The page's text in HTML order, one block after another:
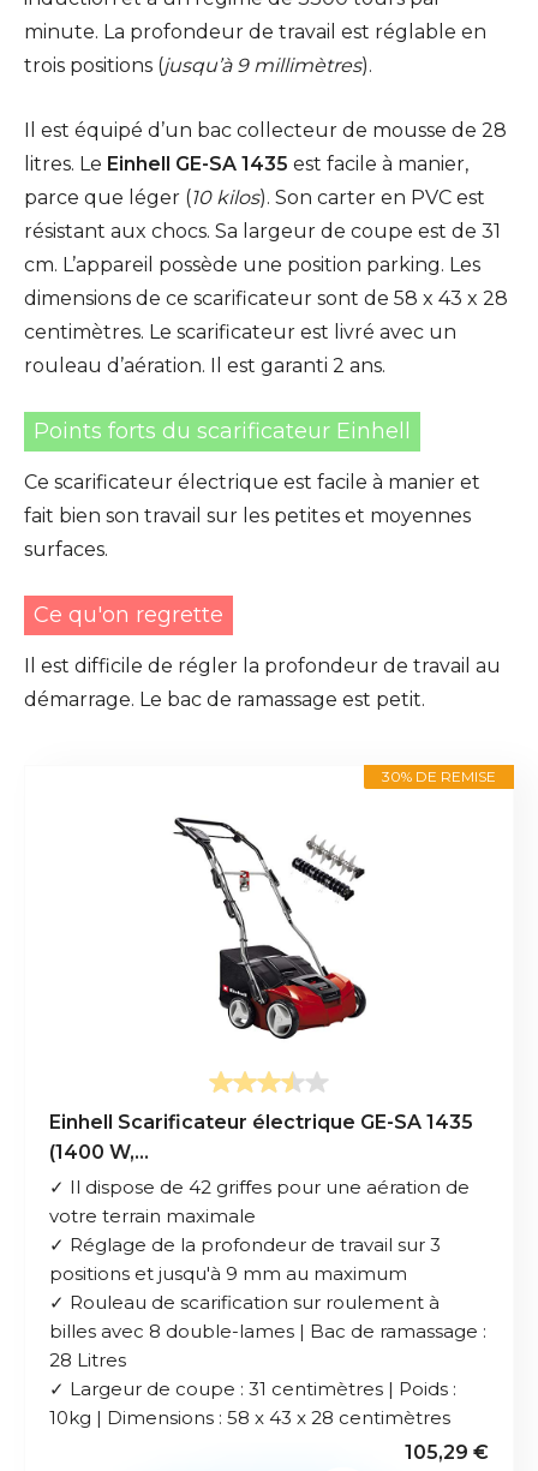
minute. La profondeur de travail est réglable en
trois positions (jusqu’à 9 millimètres).
Il est équipé d’un bac collecteur de mousse de 28
litres. Le Einhell GE-SA 1435 est facile à manier,
parce que léger (10 kilos). Son carter en PVC est
résistant aux chocs. Sa largeur de coupe est de 31
cm. L’appareil possède une position parking. Les
dimensions de ce scarificateur sont de 58 x 43 x 28
centimètres. Le scarificateur est livré avec un
rouleau d’aération. Il est garanti 2 ans.
Points forts du scarificateur Einhell
Ce scarificateur électrique est facile à manier et
fait bien son travail sur les petites et moyennes
surfaces.
Ce qu'on regrette
Il est difficile de régler la profondeur de travail au
démarrage. Le bac de ramassage est petit.
30% DE REMISE
Einhell Scarificateur électrique GE-SA 1435
(1400 W,...
✓ Il dispose de 42 griffes pour une aération de
votre terrain maximale
✓ Réglage de la profondeur de travail sur 3
positions et jusqu'à 9 mm au maximum
✓ Rouleau de scarification sur roulement à
billes avec 8 double-lames | Bac de ramassage :
28 Litres
✓ Largeur de coupe : 31 centimètres | Poids :
10kg | Dimensions : 58 x 43 x 28 centimètres
105,29 €